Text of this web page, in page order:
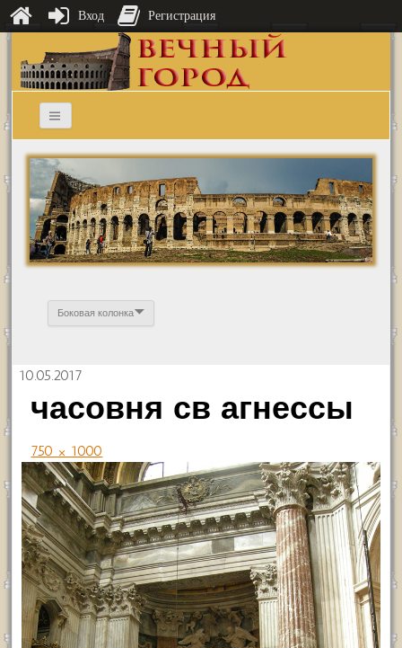
Боковая колонка
10.05.2017
часовня св агнессы
750 × 1000
Вход Регистрация